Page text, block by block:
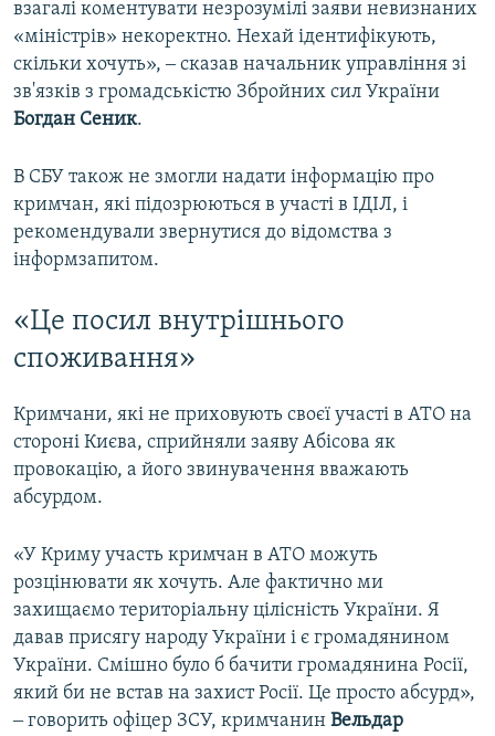
взагалі коментувати незрозумілі заяви невизнаних
«міністрів» некоректно. Нехай ідентифікують,
скільки хочуть», ‒ сказав начальник управління зі
зв'язків з громадськістю Збройних сил України
Богдан Сеник.
В СБУ також не змогли надати інформацію про
кримчан, які підозрюються в участі в ІДІЛ, і
рекомендували звернутися до відомства з
інформзапитом.
«Це посил внутрішнього
споживання»
Кримчани, які не приховують своєї участі в АТО на
стороні Києва, сприйняли заяву Абісова як
провокацію, а його звинувачення вважають
абсурдом.
«У Криму участь кримчан в АТО можуть
розцінювати як хочуть. Але фактично ми
захищаємо територіальну цілісність України. Я
давав присягу народу України і є громадянином
України. Смішно було б бачити громадянина Росії,
який би не встав на захист Росії. Це просто абсурд»,
‒ говорить офіцер ЗСУ, кримчанин Вельдар